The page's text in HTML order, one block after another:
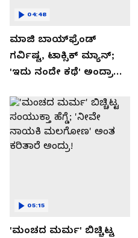
ಮಾಜಿ ಬಾಯ್‌ಫ್ರೆಂಡ್
ಗರ್ವಿಷ್ಟ, ಟಾಕ್ಸಿಕ್ ಮ್ಯಾನ್;
'ಇದು ನಂದೇ ಕಥೆ' ಅಂದ್ರಾ
ಮಂದಣ್ಣ?
04:48
'ಮಂಚದ ಮರ್ಮ' ಬಿಚ್ಚಿಟ್ಟ
05:15